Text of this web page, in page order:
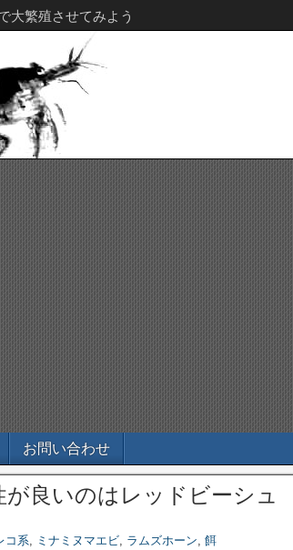
大繁殖させてみよう
お問い合わせ
良いのはレッドビーシュ
コ系, ミナミヌマエビ, ラムズホーン, 餌